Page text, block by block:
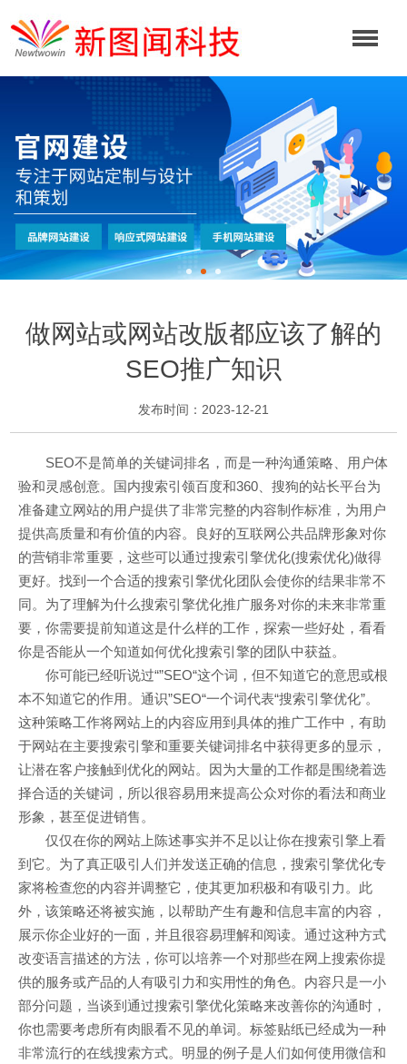
做网站或网站改版都应该了解的
SEO推广知识
发布时间：2023-12-21
SEO不是简单的关键词排名，而是一种沟通策略、用户体
验和灵感创意。国内搜索引领百度和360、搜狗的站长平台为
准备建立网站的用户提供了非常完整的内容制作标准，为用户
提供高质量和有价值的内容。良好的互联网公共品牌形象对你
的营销非常重要，这些可以通过搜索引擎优化(搜索优化)做得
更好。找到一个合适的搜索引擎优化团队会使你的结果非常不
同。为了理解为什么搜索引擎优化推广服务对你的未来非常重
要，你需要提前知道这是什么样的工作，探索一些好处，看看
你是否能从一个知道如何优化搜索引擎的团队中获益。
你可能已经听说过“”SEO“这个词，但不知道它的意思或根
本不知道它的作用。通识”SEO“一个词代表“搜索引擎优化”。
这种策略工作将网站上的内容应用到具体的推广工作中，有助
于网站在主要搜索引擎和重要关键词排名中获得更多的显示，
让潜在客户接触到优化的网站。因为大量的工作都是围绕着选
择合适的关键词，所以很容易用来提高公众对你的看法和商业
形象，甚至促进销售。
仅仅在你的网站上陈述事实并不足以让你在搜索引擎上看
到它。为了真正吸引人们并发送正确的信息，搜索引擎优化专
家将检查您的内容并调整它，使其更加积极和有吸引力。此
外，该策略还将被实施，以帮助产生有趣和信息丰富的内容，
展示你企业好的一面，并且很容易理解和阅读。通过这种方式
改变语言描述的方法，你可以培养一个对那些在网上搜索你提
供的服务或产品的人有吸引力和实用性的角色。内容只是一小
部分问题，当谈到通过搜索引擎优化策略来改善你的沟通时，
你也需要考虑所有肉眼看不见的单词。标签贴纸已经成为一种
非常流行的在线搜索方式。明显的例子是人们如何使用微信和